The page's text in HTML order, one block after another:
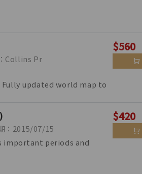
Collins Pr
updated world map to
$560
：2015/07/15
important periods and
$420